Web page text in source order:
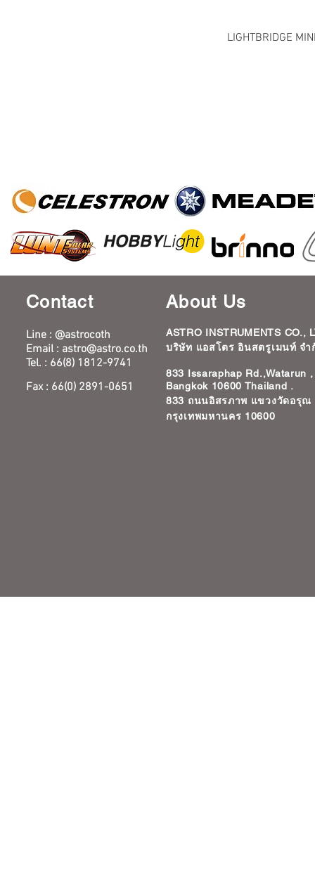
LIGHTBRIDGE
Contact
Line : @astrocoth
Email : astro@astro.co.th
Tel. : 66(8) 1812-9741
Fax : 66(0) 2891-0651
About Us
ASTRO INSTRUMENTS CO.,
บริษัท แอสโตร อินสตรูเมนท์ จำ
833 Issaraphap Rd.,Watarun
Bangkok 10600 Thailand .
833 ถนนอิสรภาพ แขวงวัดอรุณ
กรุงเทพมหานคร 10600